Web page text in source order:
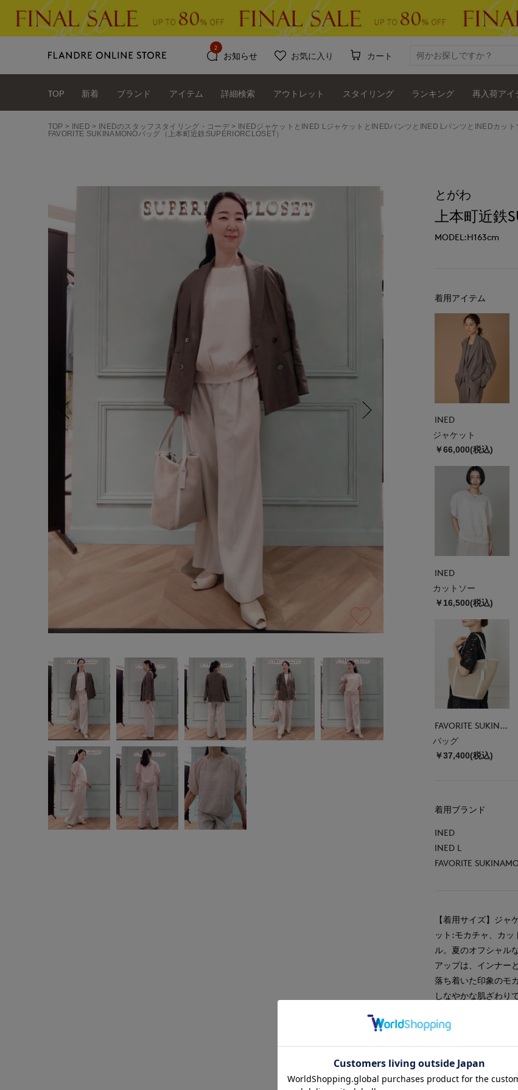
お知らせ
2
お気に入り カート
TOP 新着 ブランド アイテム 詳細検索 アウトレット スタイリング ランキング 再入荷アイ
TOP INED INEDのスタッフスタイリング・コーデ
INEDジャケットとINED LジャケットとINEDパンツとINED LパンツとINEDカッ
FAVORITE SUKINAMONOバッグ（上本町近鉄SUPERIORCLOSET）
とがわ
上本町近鉄
MODEL:H163cm
着用アイテム
INED
ジャケット
￥66,000(税込)
INED
カットソー
￥16,500(税込)
FAVORITE SUKINAMONO
バッグ
￥37,400(税込)
着用ブランド
INED
INED L
FAVORITE
【着用サイズ】ジ
ット:モカチャ、カ
ル。夏のオフシャル
アップは、インナー
落ち着いた印象のモ
しなやかな肌ざわり
感があり涼しげな印
#カットソー
#通勤・仕事